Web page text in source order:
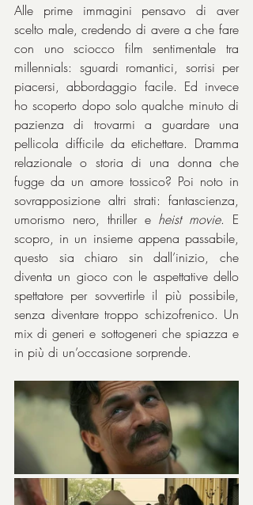
Alle prime immagini pensavo di aver
scelto male, credendo di avere a che fare
con uno sciocco film sentimentale tra
millennials: sguardi romantici, sorrisi per
piacersi, abbordaggio facile. Ed invece
ho scoperto dopo solo qualche minuto di
pazienza di trovarmi a guardare una
pellicola difficile da etichettare. Dramma
relazionale o storia di una donna che
fugge da un amore tossico? Poi noto in
sovrapposizione altri strati: fantascienza,
umorismo nero, thriller e heist movie. E
scopro, in un insieme appena passabile,
questo sia chiaro sin dall’inizio, che
diventa un gioco con le aspettative dello
spettatore per sovvertirle il più possibile,
senza diventare troppo schizofrenico. Un
mix di generi e sottogeneri che spiazza e
in più di un’occasione sorprende.